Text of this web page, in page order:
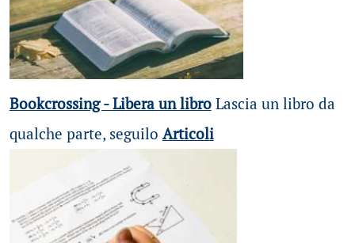
Bookcrossing - Libera un libroLascia un libro da
qualche parte, seguilo Articoli